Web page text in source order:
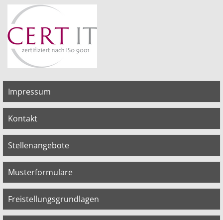
Impressum
Kontakt
Stellenangebote
Musterformulare
Freistellungsgrundlagen